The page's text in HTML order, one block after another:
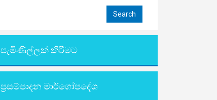
පැමිණිල්ලක් කිරීමට
ප්‍රසම්පාදන මාර්ගෝපදේශ